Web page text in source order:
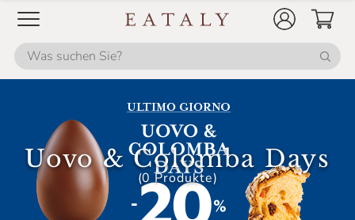
Uovo & Colomba Days
(0 Produkte)